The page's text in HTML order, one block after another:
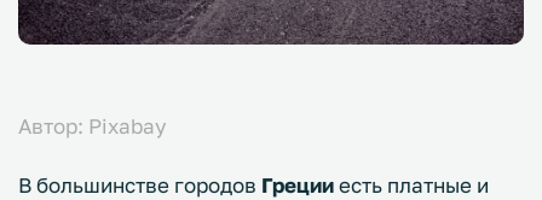
Автор: Pixabay
В большинстве городов Грецииесть платные и